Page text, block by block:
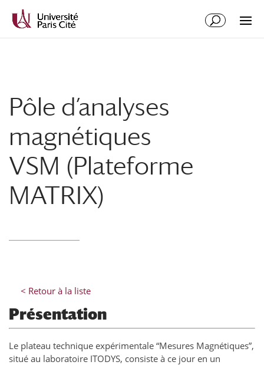
contenu
Pôle d’analyses
magnétiques
VSM (Plateforme
MATRIX)
< Retour à la liste
Présentation
Le plateau technique expérimentale “Mesures Magnétiques”,
situé au laboratoire ITODYS, consiste à ce jour en un